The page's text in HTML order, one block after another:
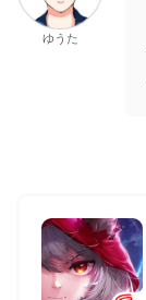
ゆうた